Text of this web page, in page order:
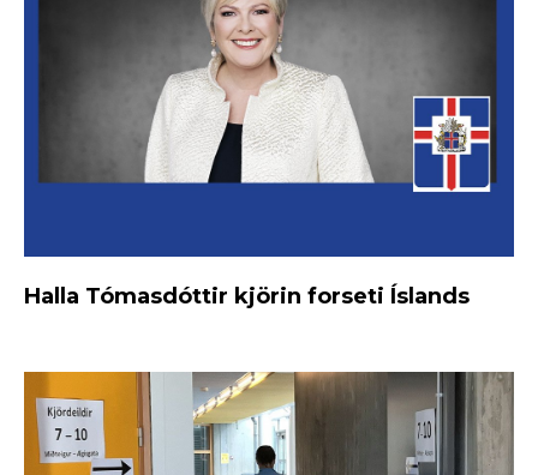
Halla Tómasdóttir kjörin forseti Íslands